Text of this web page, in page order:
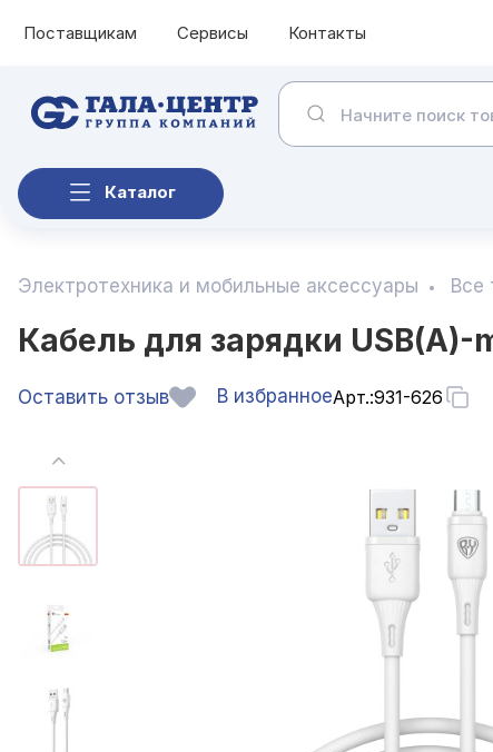
Поставщикам Сервисы Контакты
Каталог
Электротехника и мобильные аксессуары Все
Кабель для зарядки USB(A)-
Оставить отзыв В избранноеАрт.:931-626